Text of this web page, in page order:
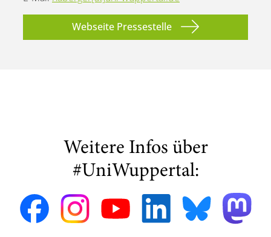
Webseite Pressestelle
Weitere Infos über
#UniWuppertal: